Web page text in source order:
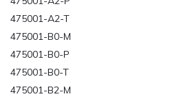
475001-A2-T
475001-B0-M
475001-B0-P
475001-B0-T
475001-B2-M